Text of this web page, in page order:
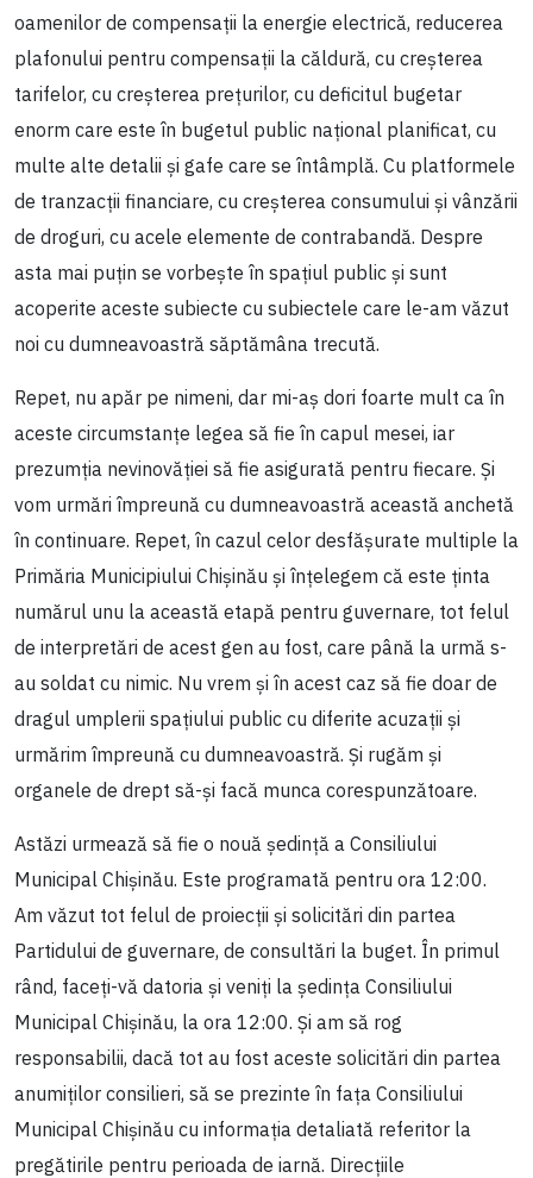
oamenilor de compensații la energie electrică, reducerea
plafonului pentru compensații la căldură, cu creșterea
tarifelor, cu creșterea prețurilor, cu deficitul bugetar
enorm care este în bugetul public național planificat, cu
multe alte detalii și gafe care se întâmplă. Cu platformele
de tranzacții financiare, cu creșterea consumului și vânzării
de droguri, cu acele elemente de contrabandă. Despre
asta mai puțin se vorbește în spațiul public și sunt
acoperite aceste subiecte cu subiectele care le-am văzut
noi cu dumneavoastră săptămâna trecută.
Repet, nu apăr pe nimeni, dar mi-aș dori foarte mult ca în
aceste circumstanțe legea să fie în capul mesei, iar
prezumția nevinovăției să fie asigurată pentru fiecare. Și
vom urmări împreună cu dumneavoastră această anchetă
în continuare. Repet, în cazul celor desfășurate multiple la
Primăria Municipiului Chișinău și înțelegem că este ținta
numărul unu la această etapă pentru guvernare, tot felul
de interpretări de acest gen au fost, care până la urmă s-
au soldat cu nimic. Nu vrem și în acest caz să fie doar de
dragul umplerii spațiului public cu diferite acuzații și
urmărim împreună cu dumneavoastră. Și rugăm și
organele de drept să-și facă munca corespunzătoare.
Astăzi urmează să fie o nouă ședință a Consiliului
Municipal Chișinău. Este programată pentru ora 12:00.
Am văzut tot felul de proiecții și solicitări din partea
Partidului de guvernare, de consultări la buget. În primul
rând, faceți-vă datoria și veniți la ședința Consiliului
Municipal Chișinău, la ora 12:00. Și am să rog
responsabilii, dacă tot au fost aceste solicitări din partea
anumiților consilieri, să se prezinte în fața Consiliului
Municipal Chișinău cu informația detaliată referitor la
pregătirile pentru perioada de iarnă. Direcțiile